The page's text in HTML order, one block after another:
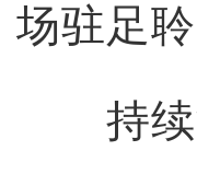
场驻足
持续